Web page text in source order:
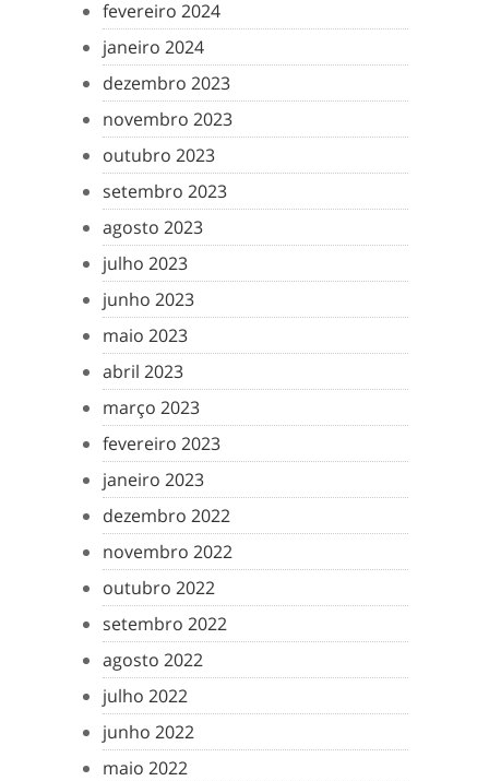
fevereiro 2024
janeiro 2024
dezembro 2023
novembro 2023
outubro 2023
setembro 2023
agosto 2023
julho 2023
junho 2023
maio 2023
abril 2023
março 2023
fevereiro 2023
janeiro 2023
dezembro 2022
novembro 2022
outubro 2022
setembro 2022
agosto 2022
julho 2022
junho 2022
maio 2022